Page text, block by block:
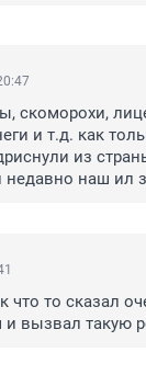
скоморохи,
и т.д. как
из
недавно наш ил
что то сказал
и вызвал такую